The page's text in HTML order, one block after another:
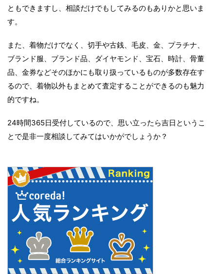
ともできますし、相談だけでもしてみるのもありかと思いま
す。
また、着物だけでなく、切手や古銭、毛皮、金、プラチナ、
ブランド服、ブランド品、ダイヤモンド、宝石、時計、骨董
品、金券などそのほかにも取り扱っているものが多数存在す
るので、着物以外もまとめて査定することができるのも魅力
的ですね。
24時間365日受付しているので、思い立ったら吉日というこ
とで是非一度相談してみてはいかがでしょうか？